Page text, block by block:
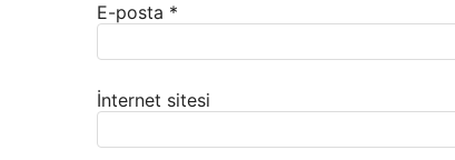
E-posta *
İnternet sitesi